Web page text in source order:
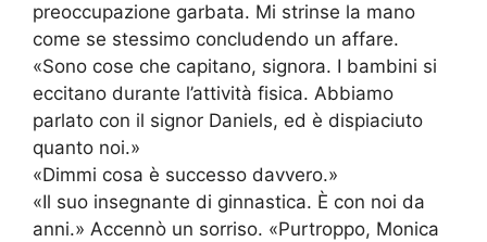
preoccupazione garbata. Mi strinse la mano
come se stessimo concludendo un affare.
«Sono cose che capitano, signora. I bambini si
eccitano durante l’attività fisica. Abbiamo
parlato con il signor Daniels, ed è dispiaciuto
quanto noi.»
«Dimmi cosa è successo davvero.»
«Il suo insegnante di ginnastica. È con noi da
anni.» Accennò un sorriso. «Purtroppo, Monica